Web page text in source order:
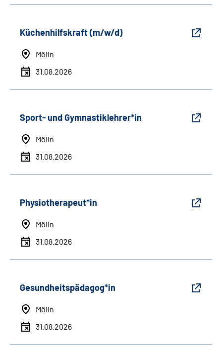
Küchenhilfskraft (m/w/d)
Mölln
31.08.2026
Sport- und Gymnastiklehrer*in
Mölln
31.08.2026
Physiotherapeut*in
Mölln
31.08.2026
Gesundheitspädagog*in
Mölln
31.08.2026